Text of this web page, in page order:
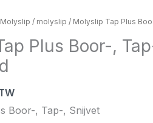
Molyslip / molyslip / Molyslip Tap Plus
Plus Boor-,
Boor-, Tap-, Snijvet